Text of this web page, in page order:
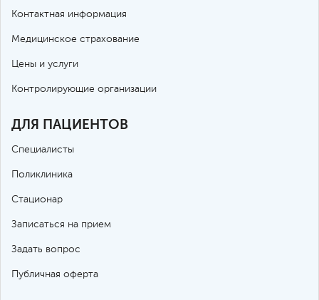
Контактная информация
Медицинское страхование
Цены и услуги
Контролирующие организации
ДЛЯ ПАЦИЕНТОВ
Специалисты
Поликлиника
Стационар
Записаться на прием
Задать вопрос
Публичная оферта